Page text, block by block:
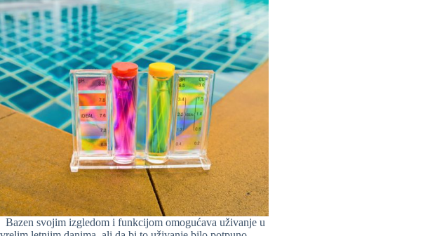
Bazen svojim izgledom i funkcijom omogućava uživanje u